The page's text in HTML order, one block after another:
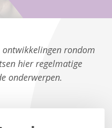
rondom
hier regelmatige
onderwerpen.